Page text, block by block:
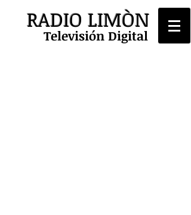
RADIO LIMÒN
Televisión Digital